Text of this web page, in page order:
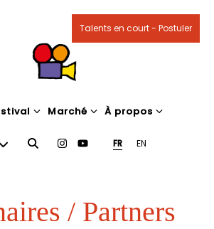
Talents en court - Postuler
Marché À propos
FR EN
/ Partners